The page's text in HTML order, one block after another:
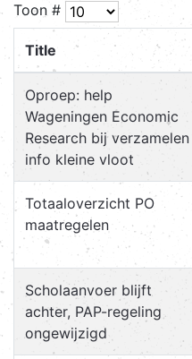
Toon #
Title
Oproep: help
Wageningen Economic
Research bij verzamelen
info kleine vloot
Totaaloverzicht PO
maatregelen
Scholaanvoer blijft
achter, PAP-regeling
ongewijzigd